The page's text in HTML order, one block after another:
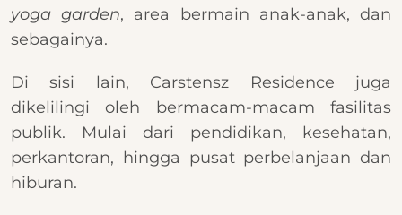
yoga garden, area bermain anak-anak, dan
sebagainya.
Di sisi lain, Carstensz Residence juga
dikelilingi oleh bermacam-macam fasilitas
publik. Mulai dari pendidikan, kesehatan,
perkantoran, hingga pusat perbelanjaan dan
hiburan.